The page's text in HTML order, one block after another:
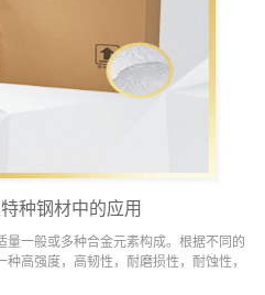
种钢材中的应用
一般或多种合金元素构成。根据不同的
高强度，高韧性，耐磨损性，耐蚀性，